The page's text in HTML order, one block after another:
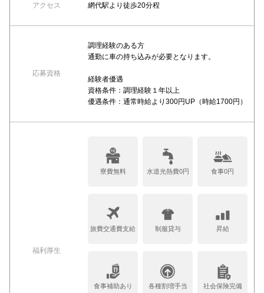
アクセス 網代駅より徒歩20分程
応募資格
調理経験のある方
通勤に車の持ち込みが必要となります。
経験者優遇
資格条件：調理経験１年以上
優遇条件：通常時給より300円UP（時給1700円）
福利厚生
寮費無料 水道光熱費0円 食事0円
旅費交通費支給 制服貸与 昇給
食事補助あり 各種割増手当 社会保険完備